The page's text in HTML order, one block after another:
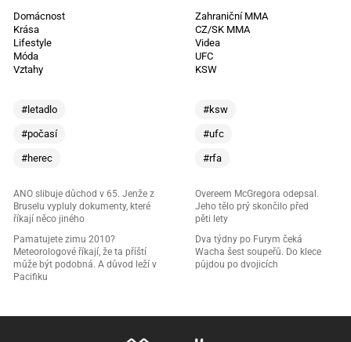
Domácnost
Krása
Lifestyle
Móda
Vztahy
#letadlo
#počasí
#herec
ANO slibuje důchod v 65. Jenže z
Bruselu vypluly dokumenty, které
říkají něco jiného
Pamatujete zimu 2010?
Meteorologové říkají, že ta příští
může být podobná. A důvod leží v
Pacifiku
Zahraniční MMA
CZ/SK MMA
Videa
UFC
KSW
#ksw
#ufc
#rfa
Overeem McGregora odepsal.
Jeho tělo prý skončilo před
pěti lety
Dva týdny po Furym čeká
Wacha šest soupeřů. Do klece
půjdou po dvojicích